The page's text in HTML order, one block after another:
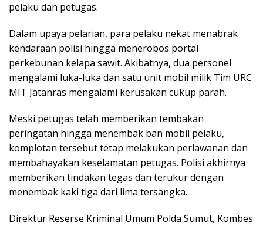
pelaku dan petugas.
Dalam upaya pelarian, para pelaku nekat menabrak
kendaraan polisi hingga menerobos portal
perkebunan kelapa sawit. Akibatnya, dua personel
mengalami luka-luka dan satu unit mobil milik Tim URC
MIT Jatanras mengalami kerusakan cukup parah.
Meski petugas telah memberikan tembakan
peringatan hingga menembak ban mobil pelaku,
komplotan tersebut tetap melakukan perlawanan dan
membahayakan keselamatan petugas. Polisi akhirnya
memberikan tindakan tegas dan terukur dengan
menembak kaki tiga dari lima tersangka.
Direktur Reserse Kriminal Umum Polda Sumut, Kombes